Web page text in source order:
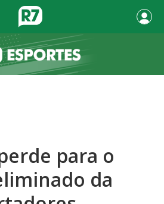
para o
da